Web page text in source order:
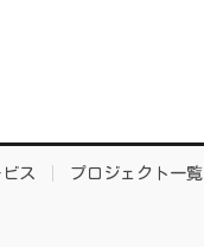
ス プロジェクト一覧